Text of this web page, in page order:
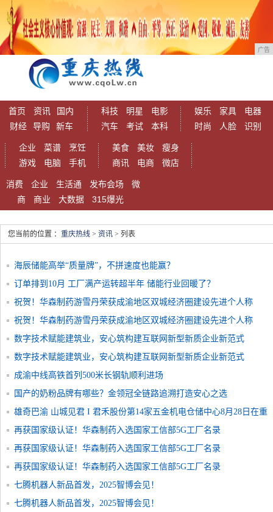
广告
首页 资讯
国内
财经
导购 新车
科技 明星
电影
汽车
考试 本科
娱乐 家具
电器
时尚
人脸 识别
企业 菜谱
烹饪
游戏
电脑 手机
美食 美妆
瘦身
商讯
电商 微店
消费 企业 生活通 发布会场
微
商
商业 大数据 315爆光
您当前的位置 ： 重庆热线 > 资讯 > 列表
海辰储能高举“质量牌”，不拼速度也能赢？
订单排到10月 工厂满产运转超半年 储能行业回暖了？
祝贺！华森制药游雪丹荣获成渝地区双城经济圈建设先进个人称
号！
祝贺！华森制药游雪丹荣获成渝地区双城经济圈建设先进个人称
号！
数字技术赋能建筑业，安心筑构建互联网新型新质企业新范式
数字技术赋能建筑业，安心筑构建互联网新型新质企业新范式
成渝中线高铁首列500米长钢轨顺利进场
国产的奶粉品牌有哪些？金领冠全链路追溯打造安心之选
雄奇巴渝 山城见君 I 君禾股份第14家五金机电仓储中心8月28日在重
庆盛大开业！
再获国家级认证！华森制药入选国家工信部5G工厂名录
再获国家级认证！华森制药入选国家工信部5G工厂名录
再获国家级认证！华森制药入选国家工信部5G工厂名录
七腾机器人新品首发，2025智博会见！
七腾机器人新品首发，2025智博会见！